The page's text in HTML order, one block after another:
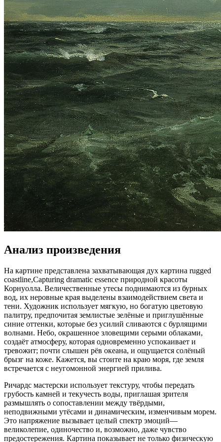
Анализ произведения
На картине представлена захватывающая дух картина rugged
coastline,Capturing dramatic essence природной красоты
Корнуолла. Величественные утесы поднимаются из бурных
вод, их неровные края выделены взаимодействием света и
тени. Художник использует мягкую, но богатую цветовую
палитру, предпочитая землистые зелёные и приглушённые
синие оттенки, которые без усилий сливаются с бурлящими
волнами. Небо, окрашенное зловещими серыми облаками,
создаёт атмосферу, которая одновременно успокаивает и
тревожит; почти слышен рёв океана, и ощущается солёный
брызг на коже. Кажется, вы стоите на краю моря, где земля
встречается с неугомонной энергией прилива.
Ричардс мастерски использует текстуру, чтобы передать
грубость камней и текучесть воды, приглашая зрителя
размышлять о сопоставлении между твёрдыми,
неподвижными утёсами и динамическим, изменчивым морем.
Это напряжение вызывает целый спектр эмоций—
великолепие, одиночество и, возможно, даже чувство
предостережения. Картина показывает не только физическую